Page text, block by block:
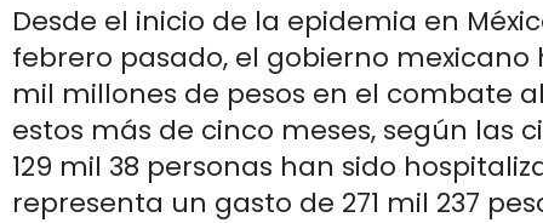
Desde el inicio de la epidemia en
febrero pasado, el gobierno mexicano
mil millones de pesos en el combate
estos más de cinco meses, según las
129 mil 38 personas han sido
representa un gasto de 271 mil 237